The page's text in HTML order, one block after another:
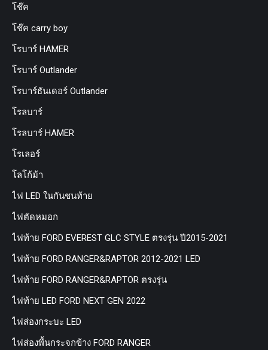
โช๊ค
โช๊ค carry boy
โรบาร์ HAMER
โรบาร์ Outlander
โรบาร์ธันเดอร์ Outlander
โรลบาร์
โรลบาร์ HAMER
โรเลอร์
โลโก้ม้า
ไฟ LED ในกันชนท้าย
ไฟตัดหมอก
ไฟท้าย FORD EVEREST GLC STYLE ตรงรุ่น ปี2015-2021
ไฟท้าย FORD RANGER&RAPTOR 2012-2021 LED
ไฟท้าย FORD RANGER&RAPTOR ตรงรุ่น
ไฟท้าย LED FORD NEXT GEN 2022
ไฟส่องกระบะ LED
ไฟส่องพื้นกระจกข้าง FORD RANGER